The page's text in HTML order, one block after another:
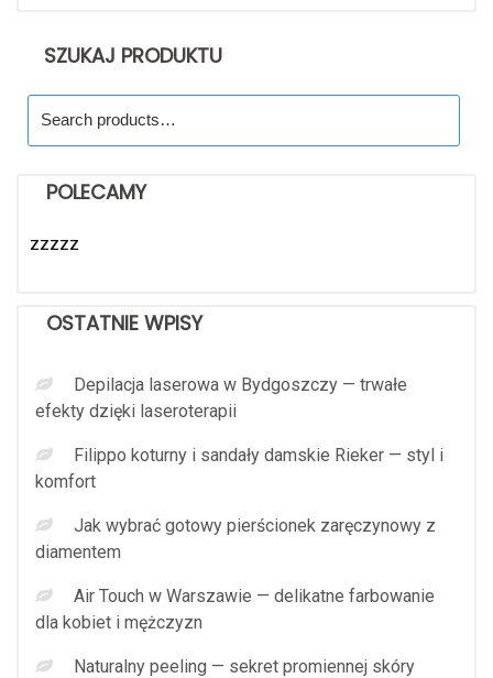
SZUKAJ PRODUKTU
for:
POLECAMY
zzzzz
OSTATNIE WPISY
Depilacja laserowa w Bydgoszczy — trwałe
efekty dzięki laseroterapii
Filippo koturny i sandały damskie Rieker — styl i
komfort
Jak wybrać gotowy pierścionek zaręczynowy z
diamentem
Air Touch w Warszawie — delikatne farbowanie
dla kobiet i mężczyzn
Naturalny peeling — sekret promiennej skóry